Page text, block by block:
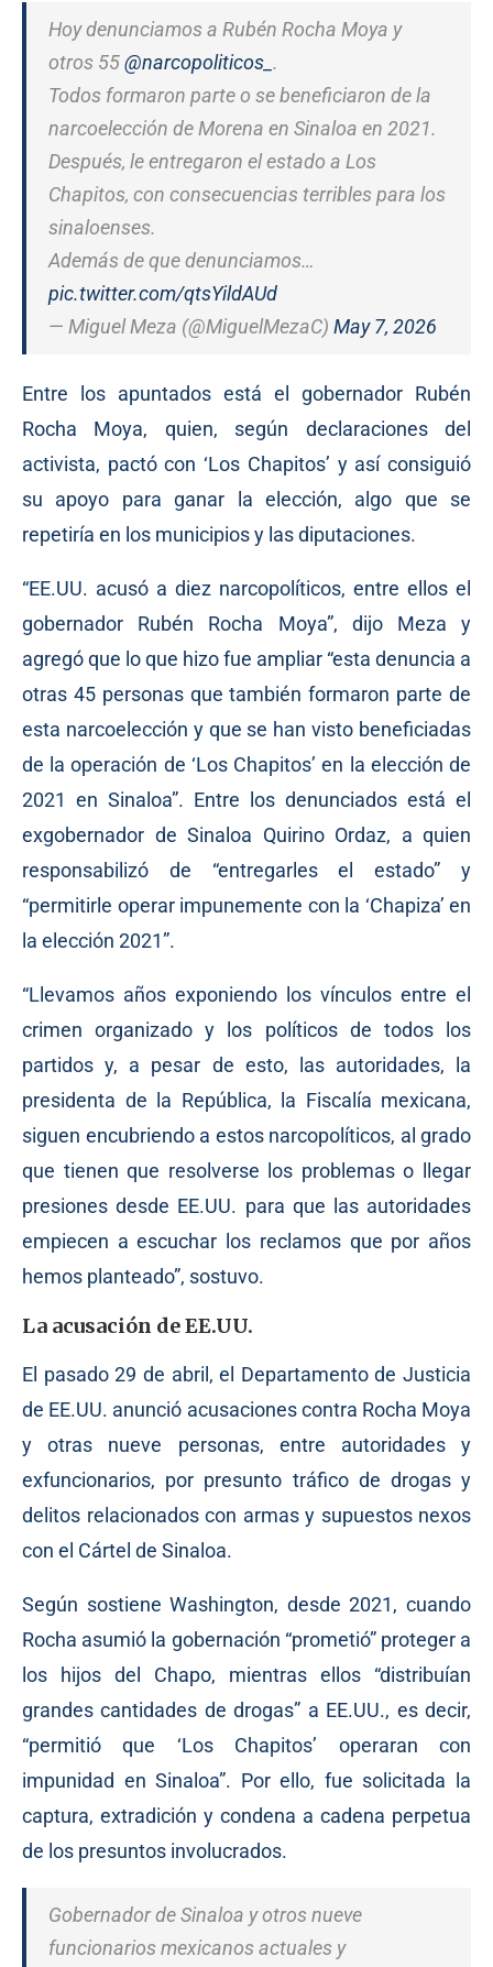
Hoy denunciamos a Rubén Rocha Moya y
otros 55@narcopoliticos_ .
Todos formaron parte o se beneficiaron de la
narcoelección de Morena en Sinaloa en 2021.
Después, le entregaron el estado a Los
Chapitos, con consecuencias terribles para los
sinaloenses.
Además de que denunciamos…
pic.twitter.com/qtsYildAUd
— Miguel Meza (@MiguelMezaC) May 7, 2026
Entre los apuntados está el gobernador Rubén
Rocha Moya, quien, según declaraciones del
activista, pactó con ‘Los Chapitos’ y así consiguió
su apoyo para ganar la elección, algo que se
repetiría en los municipios y las diputaciones.
“EE.UU. acusó a diez narcopolíticos, entre ellos el
gobernador Rubén Rocha Moya”, dijo Meza y
agregó que lo que hizo fue ampliar “esta denuncia a
otras 45 personas que también formaron parte de
esta narcoelección y que se han visto beneficiadas
de la operación de ‘Los Chapitos’ en la elección de
2021 en Sinaloa”. Entre los denunciados está el
exgobernador de Sinaloa Quirino Ordaz, a quien
responsabilizó de “entregarles el estado” y
“permitirle operar impunemente con la ‘Chapiza’ en
la elección 2021”.
“Llevamos años exponiendo los vínculos entre el
crimen organizado y los políticos de todos los
partidos y, a pesar de esto, las autoridades, la
presidenta de la República, la Fiscalía mexicana,
siguen encubriendo a estos narcopolíticos, al grado
que tienen que resolverse los problemas o llegar
presiones desde EE.UU. para que las autoridades
empiecen a escuchar los reclamos que por años
hemos planteado”, sostuvo.
La acusación de EE.UU.
El pasado 29 de abril, el Departamento de Justicia
de EE.UU. anunció acusaciones contra Rocha Moya
y otras nueve personas, entre autoridades y
exfuncionarios, por presunto tráfico de drogas y
delitos relacionados con armas y supuestos nexos
con el Cártel de Sinaloa.
Según sostiene Washington, desde 2021, cuando
Rocha asumió la gobernación “prometió” proteger a
los hijos del Chapo, mientras ellos “distribuían
grandes cantidades de drogas” a EE.UU., es decir,
“permitió que ‘Los Chapitos’ operaran con
impunidad en Sinaloa”. Por ello, fue solicitada la
captura, extradición y condena a cadena perpetua
de los presuntos involucrados.
Gobernador de Sinaloa y otros nueve
funcionarios mexicanos actuales y